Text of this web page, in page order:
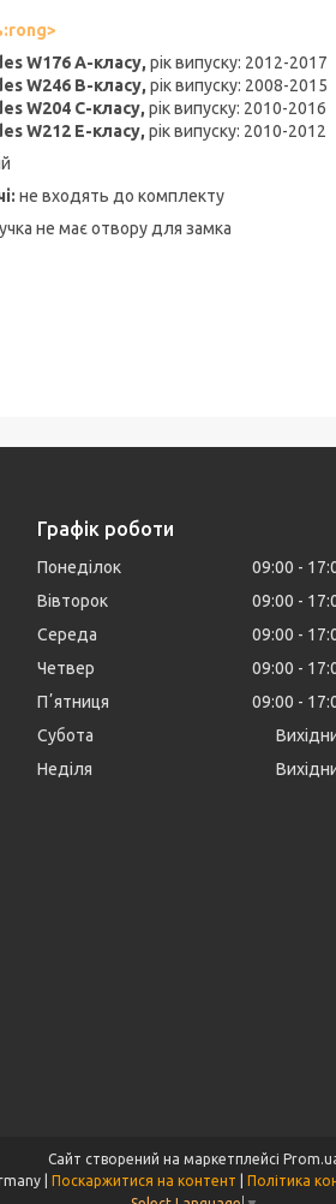
W176 A-класу, рік випуску: 2012-2017
W246 B-класу, рік випуску: 2008-2015
W204 C-класу, рік випуску: 2010-2016
W212 E-класу, рік випуску: 2010-2012
не входять до комплекту
не має отвору для замка
Графік роботи
Понеділок 09:00
Вівторок
09:00
Середа
09:00
Четвер
09:00
Пʼятниця
09:00
Субота
Неділя
Сайт створений на маркетплейсі
Поскаржитися на контент
Політика